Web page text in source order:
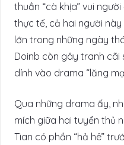
thuần “cà khịa” vui
thực tế, cả hai người
lớn trong những ngày
Doinb còn gây tranh cãi
dính vào drama “lăng
Qua những drama ấy,
mích giữa hai tuyển thủ
Tian có phần “hả hê”